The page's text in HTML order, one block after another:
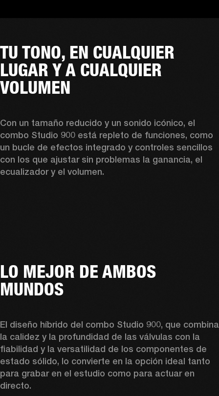
TU TONO, EN CUALQUIER
LUGAR Y A CUALQUIER
VOLUMEN
Con un tamaño reducido y un sonido icónico, el
combo Studio 900 está repleto de funciones, como
un bucle de efectos integrado y controles sencillos
con los que ajustar sin problemas la ganancia, el
ecualizador y el volumen.
LO MEJOR DE AMBOS
MUNDOS
El diseño híbrido del combo Studio 900, que combina
la calidez y la profundidad de las válvulas con la
fiabilidad y la versatilidad de los componentes de
estado sólido, lo convierte en la opción ideal tanto
para grabar en el estudio como para actuar en
directo.